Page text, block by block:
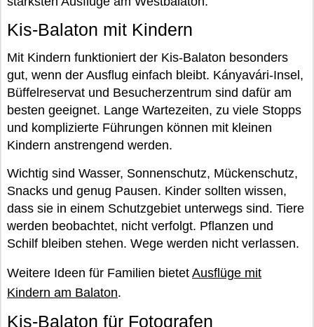
Kis-Balaton mit Kindern
Mit Kindern funktioniert der Kis-Balaton besonders
gut, wenn der Ausflug einfach bleibt. Kányavári-Insel,
Büffelreservat und Besucherzentrum sind dafür am
besten geeignet. Lange Wartezeiten, zu viele Stopps
und komplizierte Führungen können mit kleinen
Kindern anstrengend werden.
Wichtig sind Wasser, Sonnenschutz, Mückenschutz,
Snacks und genug Pausen. Kinder sollten wissen,
dass sie in einem Schutzgebiet unterwegs sind. Tiere
werden beobachtet, nicht verfolgt. Pflanzen und
Schilf bleiben stehen. Wege werden nicht verlassen.
Weitere Ideen für Familien bietet Ausflüge mit
Kindern am Balaton.
Kis-Balaton für Fotografen